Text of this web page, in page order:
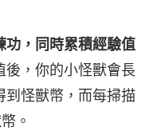
功，同時累積經驗值
後，你的小怪獸會長
到怪獸幣，而每掃描
。